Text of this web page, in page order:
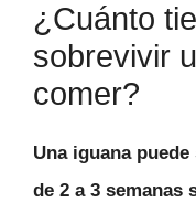
¿Cuánto
sobrevivir
comer?
Una iguana
de 2 a 3 semanas